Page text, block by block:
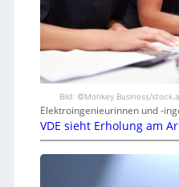
Bild: ©Monkey Business/
Elektroingenieurinnen und -
VDE sieht Erholung am